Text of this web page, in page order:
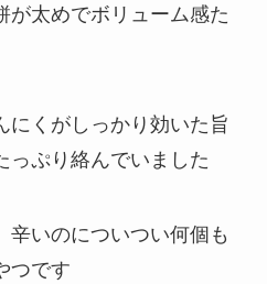
が太めでボリューム感た
にくがしっかり効いた旨
っぷり絡んでいました
辛いのについつい何個も
つです